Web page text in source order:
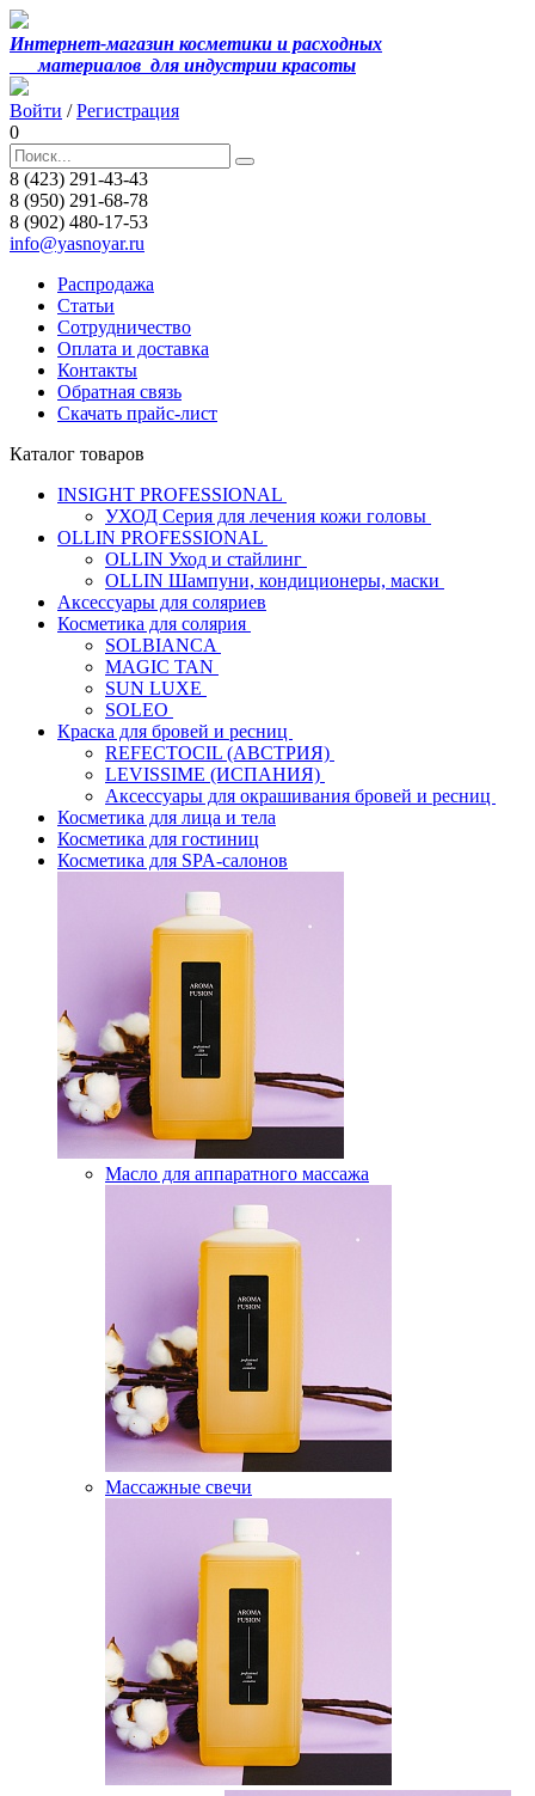
Интернет-магазин косметики и расходных
материалов для индустрии красоты
Войти /Регистрация
0
8 (423) 291-43-43
8 (950) 291-68-78
8 (902) 480-17-53
info@yasnoyar.ru
Распродажа
Статьи
Сотрудничество
Оплата и доставка
Контакты
Обратная связь
Скачать прайс-лист
Каталог товаров
INSIGHT PROFESSIONAL
УХОД Серия для лечения кожи головы
OLLIN PROFESSIONAL
OLLIN Уход и стайлинг
OLLIN Шампуни, кондиционеры, маски
Аксессуары для соляриев
Косметика для солярия
SOLBIANCA
MAGIC TAN
SUN LUXE
SOLEO
Краска для бровей и ресниц
REFECTOCIL (АВСТРИЯ)
LEVISSIME (ИСПАНИЯ)
Аксессуары для окрашивания бровей и ресниц
Косметика для лица и тела
Косметика для гостиниц
Косметика для SPA-салонов
Масло для аппаратного массажа
Массажные свечи